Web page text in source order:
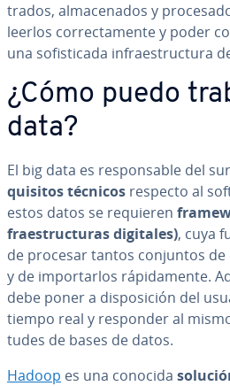
tra­dos, al­ma­ce­na­dos y
leerlos co­rre­c­ta­me­n­te y poder
una so­fi­s­ti­ca­da in­frae­s­tru­c­tu­ra
¿Cómo puedo
data?
El big data es re­s­po­n­sa­ble del
qui­si­tos técnicos respecto al
estos datos se requieren
frae­s­tru­c­tu­ras digitales), cuya
de procesar tantos conjuntos
y de im­po­r­tar­los rá­pi­da­me­n­te.
debe poner a di­s­po­si­ción del
tiempo real y responder al
tu­des de bases de datos.
Hadoop es una conocida